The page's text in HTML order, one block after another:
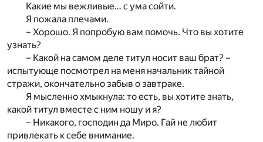
Какие мы вежливые… с ума сойти.
Я пожала плечами.
– Хорошо. Я попробую вам помочь. Что вы хотите
узнать?
– Какой на самом деле титул носит ваш брат? –
испытующе посмотрел на меня начальник тайной
стражи, окончательно забыв о завтраке.
Я мысленно хмыкнула: то есть, вы хотите знать,
какой титул вместе с ним ношу и я?
– Никакого, господин да Миро. Гай не любит
привлекать к себе внимание.